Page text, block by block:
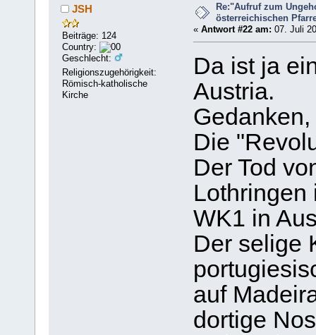
JSH
Beiträge: 124
Country:
Geschlecht:
Religionszugehörigkeit:
Römisch-katholische
Kirche
Re:"Aufruf zum
österreichischen
« Antwort #22 am: 07. Juli
Da ist ja
Austria.
Die
Der Tod
Lothringen
WK1 in
Der selige
auf
dortige